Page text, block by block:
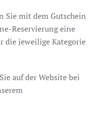
Sie mit dem Gutschein
Reservierung eine
die jeweilige Kategorie
auf der Website bei